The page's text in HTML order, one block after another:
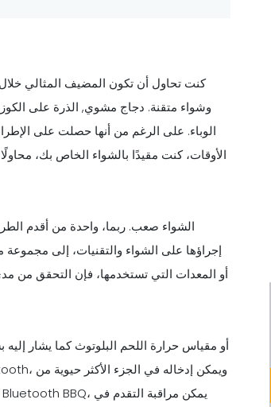
كنت تحاول أن تكون المضيف المثالي
وشواء متقنة. دجاج مشوي, الذرة على
الوباء. على الرغم من أنها حصلت على
الأوقات، كنت مقيدًا بالشواء الخاص بك،
الشواء صعب. ربما، واحدة من أقدم
إجراؤها على الشواء والتقنيات، إلى
أو المعدات التي تستخدمها، فإن التحقق من